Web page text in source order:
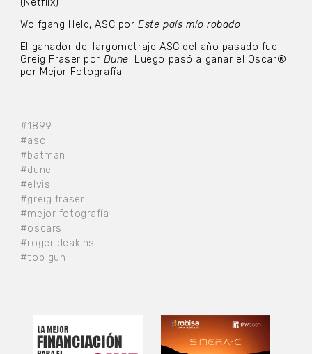
#1899
#asc
#batman
#dune
#elvis
#greig fraser
#mejor fotografía
#oscars
#roger deakins
#top gun
Wolfgang Held, ASC porEste país mío robado
El ganador del largometraje ASC del año pasado fue
Greig Fraser por Dune. Luego pasó a ganar el Oscar®
por Mejor Fotografía